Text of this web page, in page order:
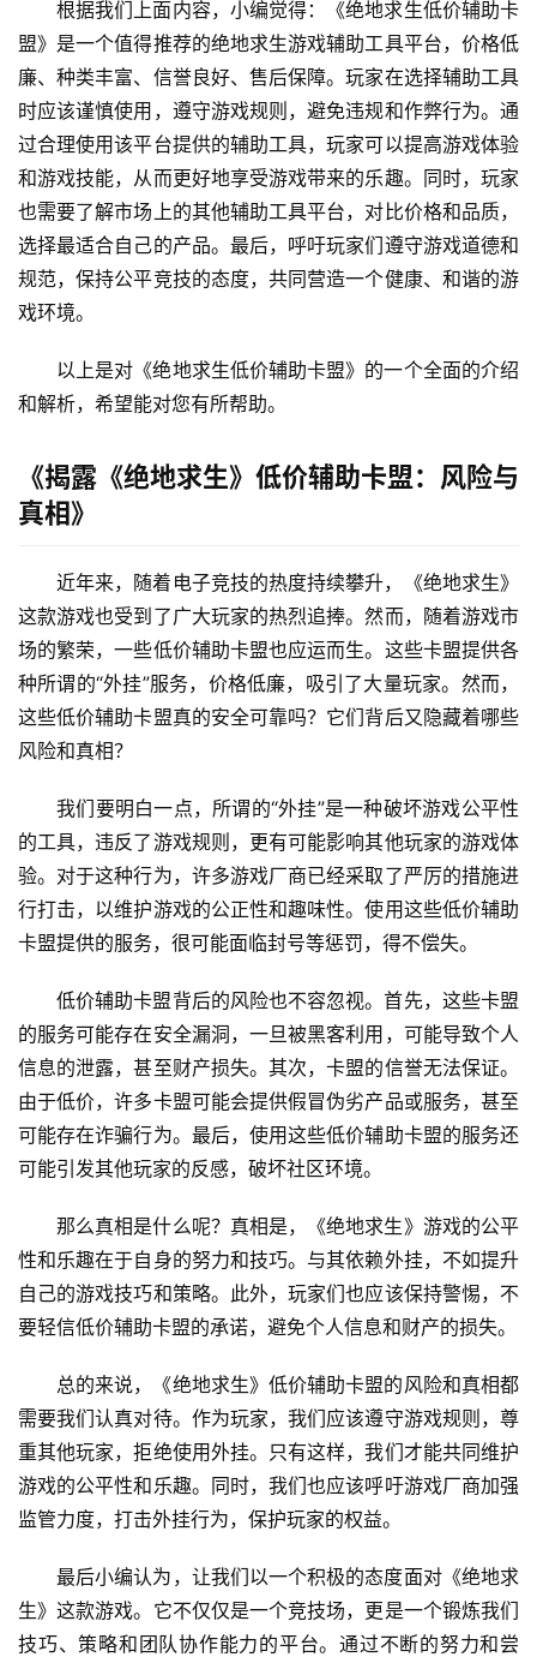
根据我们上面内容，小编觉得：《绝地求生低价辅助卡
盟》是一个值得推荐的绝地求生游戏辅助工具平台，价格低
廉、种类丰富、信誉良好、售后保障。玩家在选择辅助工具
时应该谨慎使用，遵守游戏规则，避免违规和作弊行为。通
过合理使用该平台提供的辅助工具，玩家可以提高游戏体验
和游戏技能，从而更好地享受游戏带来的乐趣。同时，玩家
也需要了解市场上的其他辅助工具平台，对比价格和品质，
选择最适合自己的产品。最后，呼吁玩家们遵守游戏道德和
规范，保持公平竞技的态度，共同营造一个健康、和谐的游
戏环境。
以上是对《绝地求生低价辅助卡盟》的一个全面的介绍
和解析，希望能对您有所帮助。
《揭露《绝地求生》低价辅助卡盟：风险与
真相》
近年来，随着电子竞技的热度持续攀升，《绝地求生》
这款游戏也受到了广大玩家的热烈追捧。然而，随着游戏市
场的繁荣，一些低价辅助卡盟也应运而生。这些卡盟提供各
种所谓的“外挂”服务，价格低廉，吸引了大量玩家。然而，
这些低价辅助卡盟真的安全可靠吗？它们背后又隐藏着哪些
风险和真相？
我们要明白一点，所谓的“外挂”是一种破坏游戏公平性
的工具，违反了游戏规则，更有可能影响其他玩家的游戏体
验。对于这种行为，许多游戏厂商已经采取了严厉的措施进
行打击，以维护游戏的公正性和趣味性。使用这些低价辅助
卡盟提供的服务，很可能面临封号等惩罚，得不偿失。
低价辅助卡盟背后的风险也不容忽视。首先，这些卡盟
的服务可能存在安全漏洞，一旦被黑客利用，可能导致个人
信息的泄露，甚至财产损失。其次，卡盟的信誉无法保证。
由于低价，许多卡盟可能会提供假冒伪劣产品或服务，甚至
可能存在诈骗行为。最后，使用这些低价辅助卡盟的服务还
可能引发其他玩家的反感，破坏社区环境。
那么真相是什么呢？真相是，《绝地求生》游戏的公平
性和乐趣在于自身的努力和技巧。与其依赖外挂，不如提升
自己的游戏技巧和策略。此外，玩家们也应该保持警惕，不
要轻信低价辅助卡盟的承诺，避免个人信息和财产的损失。
总的来说，《绝地求生》低价辅助卡盟的风险和真相都
需要我们认真对待。作为玩家，我们应该遵守游戏规则，尊
重其他玩家，拒绝使用外挂。只有这样，我们才能共同维护
游戏的公平性和乐趣。同时，我们也应该呼吁游戏厂商加强
监管力度，打击外挂行为，保护玩家的权益。
最后小编认为，让我们以一个积极的态度面对《绝地求
生》这款游戏。它不仅仅是一个竞技场，更是一个锻炼我们
技巧、策略和团队协作能力的平台。通过不断的努力和尝